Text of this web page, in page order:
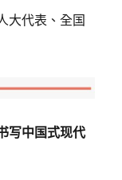
大代表、全国
写中国式现代